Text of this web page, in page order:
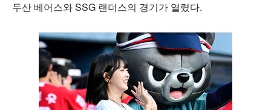
두산 베어스와 SSG 랜더스의 경기가 열렸다.